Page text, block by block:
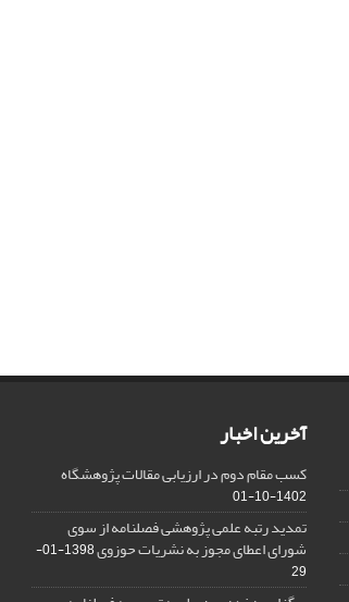
آخرین اخبار
کسب مقام دوم در ارزیابی مقالات پژوهشگاه
1402-10-01
تمدید رتبه علمی پژوهشی فصلنامه از سوی
شورای اعطای مجوز به نشریات حوزوی
1398-01-
29